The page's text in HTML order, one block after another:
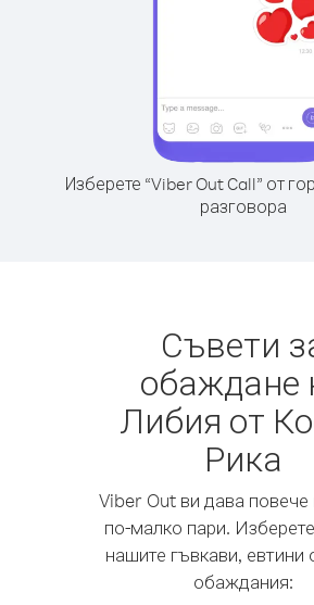
Изберете “Viber Out Call” от
разговора
Съвети
обаждане
Либия от
Рика
Viber Out ви дава повече
по-малко пари.
нашите гъвкави, евтини
обаждания: